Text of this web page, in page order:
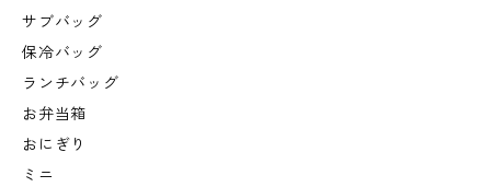
サブバッグ
保冷バッグ
ランチバッグ
お弁当箱
おにぎり
ミニ